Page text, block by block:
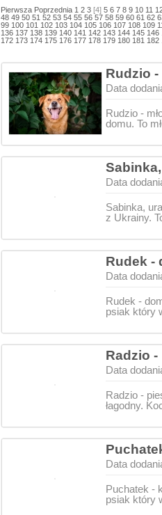
Pierwsza Poprzednia 1 2 3 [4] 5 6 7 8 9 10 11
48 49 50 51 52 53 54 55 56 57 58 59 60 61 62
99 100 101 102 103 104 105 106 107 108 109
136 137 138 139 140 141 142 143 144 145 146
172 173 174 175 176 177 178 179 180 181 182
Rudzio
Data
Rudzio -
domu. To
Data
Sabinka,
z Ukrainy.
Rudek -
Data
Rudek -
psiak który
Radzio
Data
Radzio -
łagodny.
Data
Puchatek -
psiak który